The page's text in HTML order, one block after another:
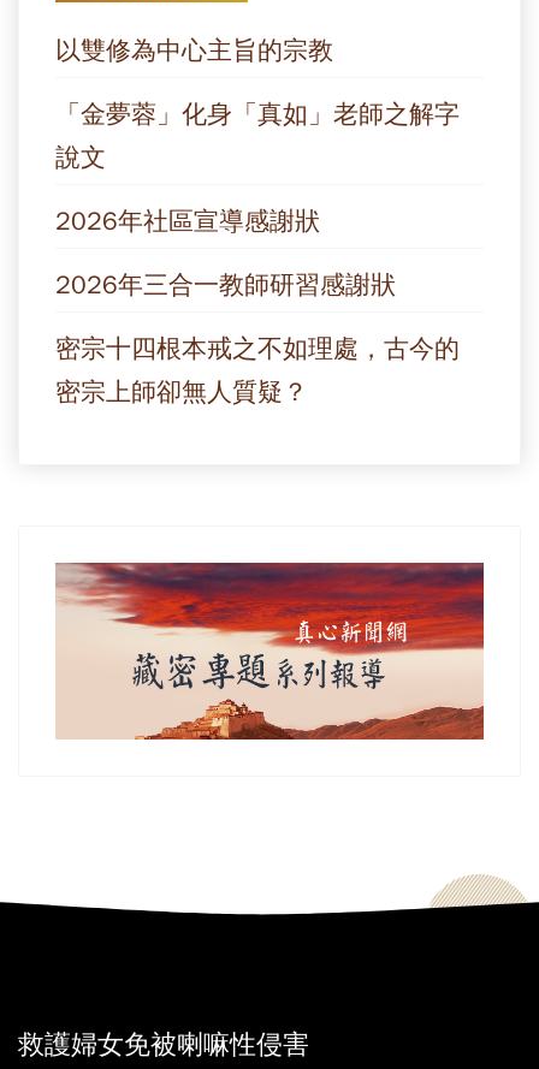
以雙修為中心主旨的宗教
「金夢蓉」化身「真如」老師之解字
說文
2026年社區宣導感謝狀
2026年三合一教師研習感謝狀
密宗十四根本戒之不如理處，古今的
密宗上師卻無人質疑？
救護婦女免被喇嘛性侵害